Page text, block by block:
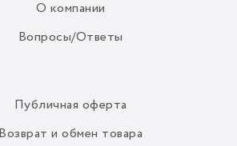
О компании
Вопросы/Ответы
Публичная оферта
Возврат и обмен товара